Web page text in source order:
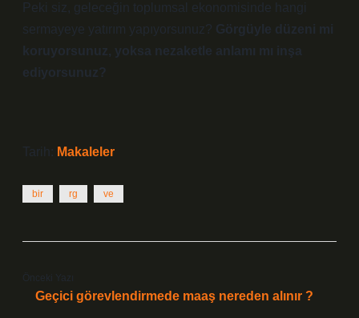
Peki siz, geleceğin toplumsal ekonomisinde hangi
sermayeye yatırım yapıyorsunuz? Görgüyle düzeni mi
koruyorsunuz, yoksa nezaketle anlamı mı inşa
ediyorsunuz?
Tarih: Makaleler
bir rg ve
Önceki Yazı
Geçici görevlendirmede maaş nereden alınır ?